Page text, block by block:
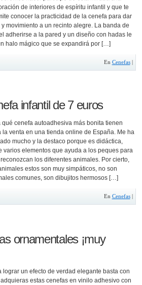
de interiores de espíritu infantil y que te
conocer la practicidad de la cenefa para dar
y movimiento a un recinto alegre. La banda de
adherirse a la pared y un diseño con hadas le
halo mágico que se expandirá por […]
En Cenefas|
infantil de 7 euros
qué cenefa autoadhesiva más bonita tienen
la venta en una tienda online de España. Me ha
mucho y la destaco porque es didáctica,
varios elementos que ayuda a los peques para
los diferentes animales. Por cierto,
estos son muy simpáticos, no son
comunes, son dibujitos hermosos […]
En Cenefas|
ornamentales ¡muy
lograr un efecto de verdad elegante basta con
estas cenefas en vinilo adhesivo con